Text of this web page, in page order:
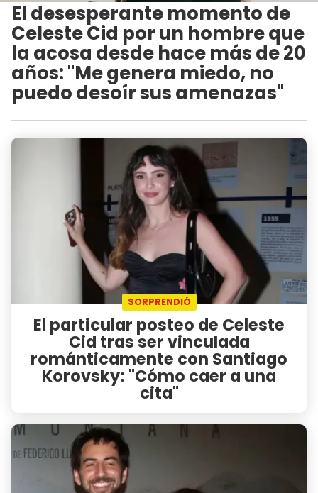
El desesperante momento de
Celeste Cid por un hombre que
la acosa desde hace más de 20
años: "Me genera miedo, no
puedo desoír sus amenazas"
SORPRENDIÓ
El particular posteo de Celeste
Cid tras ser vinculada
románticamente con Santiago
Korovsky: "Cómo caer a una
cita"